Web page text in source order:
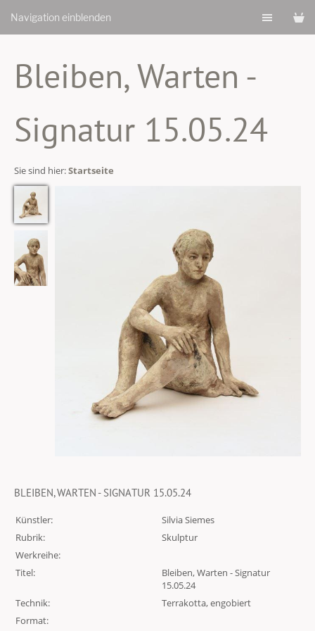
Navigation einblenden
Bleiben, Warten -
Signatur 15.05.24
Sie sind hier:Startseite
BLEIBEN, WARTEN - SIGNATUR 15.05.24
Künstler:
Silvia Siemes
Rubrik:
Skulptur
Werkreihe:
Titel:
Bleiben, Warten - Signatur
15.05.24
Technik:
Terrakotta, engobiert
Format: